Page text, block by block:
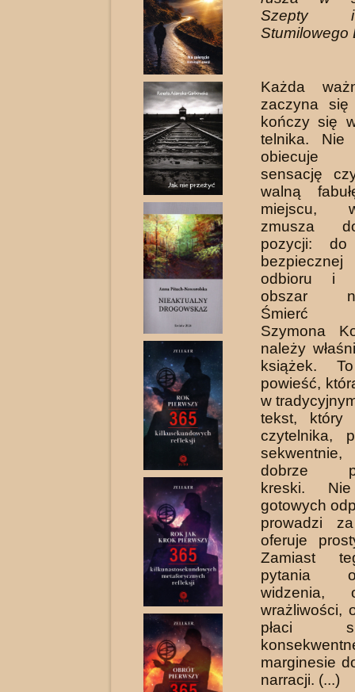
Szepty
Stumilowego
Każda
zaczyna
kończy się
telnika. Nie
obiecuje
sensację
walną
miejscu,
zmusza
pozycji:
odbioru i
obszar
Śmierć
Szymona
należy
książek.
powieść,
w
tekst, który
czytelnika,
dobrze
kreski.
gotowych
prowadzi
oferuje
Zamiast
pytania
widzenia,
wrażliwości,
płaci
margi­nesie
narracji. (...)